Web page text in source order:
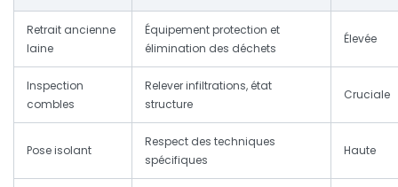
Retrait ancienne
laine
Équipement protection et
élimination des déchets
Élevée
Inspection
combles
Relever infiltrations, état
structure
Cruciale
Pose isolant
Respect des techniques
spécifiques
Haute